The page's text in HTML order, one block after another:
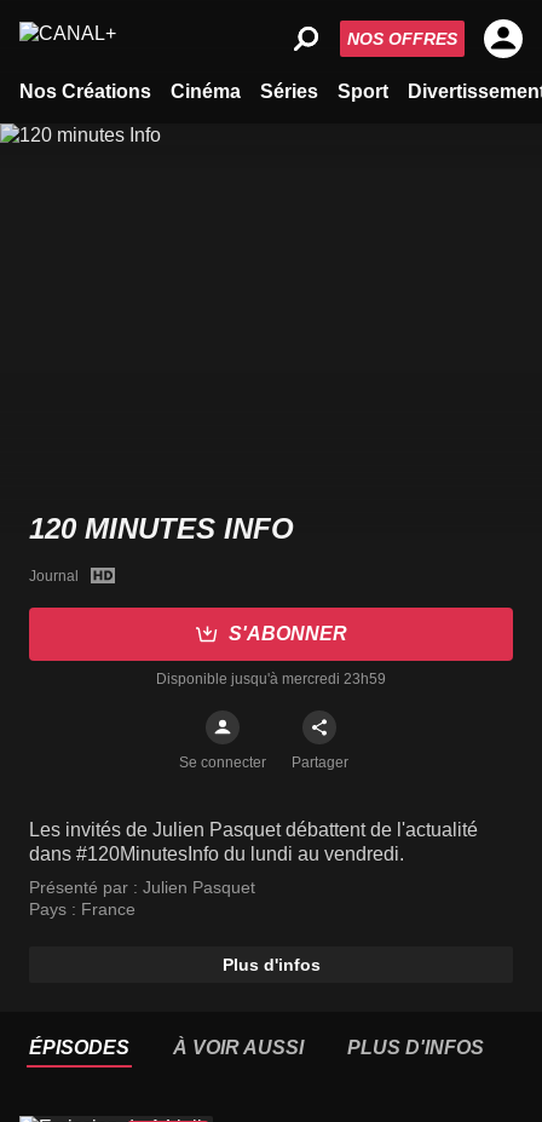
Nos Créations Cinéma Séries Sport
NOS OFFRES
120 MINUTES INFO
Journal
S'ABONNER
Disponible jusqu'à mercredi 23h59
Se connecter Partager
Les invités de Julien Pasquet débattent de l'actualité
dans #120MinutesInfo du lundi au vendredi.
Présenté par : Julien Pasquet
Pays : France
Plus d'infos
ÉPISODES À VOIR AUSSI PLUS D'INFOS